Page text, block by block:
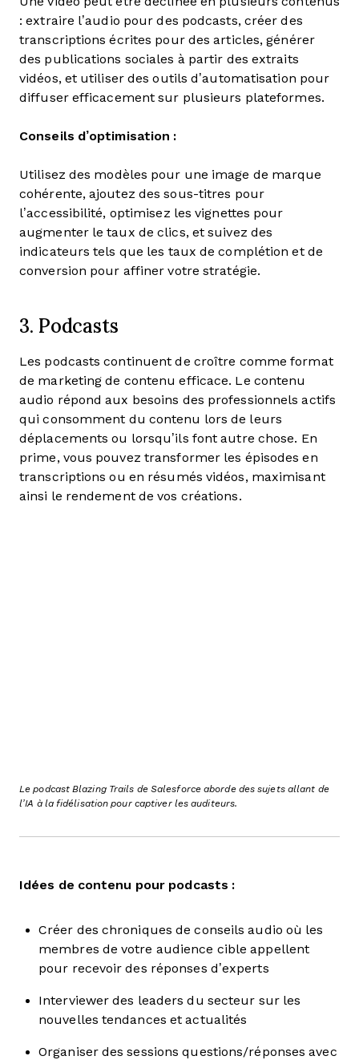
: extraire l’audio pour des podcasts, créer des
transcriptions écrites pour des articles, générer
des publications sociales à partir des extraits
vidéos, et utiliser des outils d’automatisation pour
diffuser efficacement sur plusieurs plateformes.
Conseils d’optimisation :
Utilisez des modèles pour une image de marque
cohérente, ajoutez des sous-titres pour
l’accessibilité, optimisez les vignettes pour
augmenter le taux de clics, et suivez des
indicateurs tels que les taux de complétion et de
conversion pour affiner votre stratégie.
3. Podcasts
Les podcasts continuent de croître comme format
de marketing de contenu efficace. Le contenu
audio répond aux besoins des professionnels actifs
qui consomment du contenu lors de leurs
déplacements ou lorsqu’ils font autre chose. En
prime, vous pouvez transformer les épisodes en
transcriptions ou en résumés vidéos, maximisant
ainsi le rendement de vos créations.
Le podcast Blazing Trails de Salesforce aborde des sujets allant de
l’IA à la fidélisation pour captiver les auditeurs.
Idées de contenu pour podcasts :
Créer des chroniques de conseils audio où les
membres de votre audience cible appellent
pour recevoir des réponses d’experts
Interviewer des leaders du secteur sur les
nouvelles tendances et actualités
Organiser des sessions questions/réponses avec